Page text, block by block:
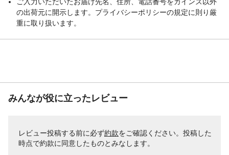
の出荷元に開示します。プライバシーポリシーの規定に則り厳
重に取り扱います。
みんなが役に立ったレビュー
レビュー投稿する前に必ず約款をご確認ください。投稿した
時点で約款に同意したものとみなします。